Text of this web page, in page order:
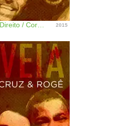
Maltratar, Não É Direito / Coração em Desalinho (Participação Especial de Maria Rita) - Single 2015